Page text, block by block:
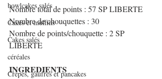
bowlcakes salés
Cakes et muffins
Cakes salés
céréales
Crêpes, gaufres et pancakes
Nombre total de points : 57 SP LIBERTE
Nombre de chouquettes : 30
Nombre de points/chouquette : 2 SP
LIBERTE
INGREDIENTS